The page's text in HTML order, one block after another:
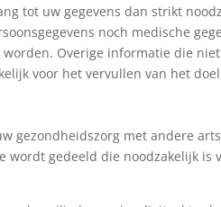
tot uw gegevens dan strikt
noch medische
Overige informatie die
voor het vervullen van het
gezondheidszorg met andere
gedeeld die noodzakelijk is